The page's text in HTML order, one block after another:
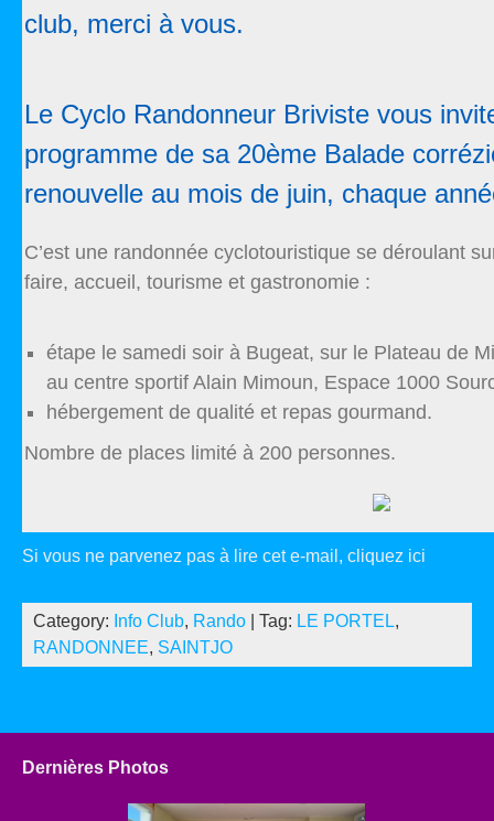
club, merci à vous.
Le Cyclo Randonneur Briviste vous
programme de sa 20ème Balade
renouvelle au mois de juin, chaque
C’est une randonnée cyclotouristique se déroulant
faire, accueil, tourisme et gastronomie :
étape le samedi soir à Bugeat, sur le Plateau de
au centre sportif Alain Mimoun, Espace 1000
hébergement de qualité et repas gourmand.
Nombre de places limité à 200 personnes.
Si vous ne parvenez pas à lire cet e-mail, cliquez ici
Category: Info Club, Rando | Tag: LE PORTEL,
RANDONNEE, SAINTJO
Dernières Photos